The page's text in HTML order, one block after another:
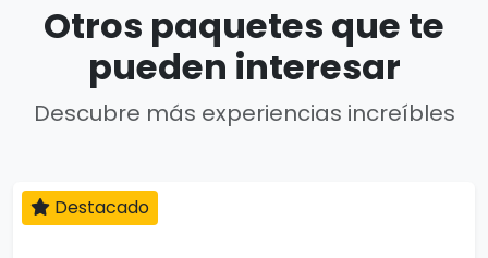
Otros paquetes que te
pueden interesar
Descubre más experiencias increíbles
Destacado